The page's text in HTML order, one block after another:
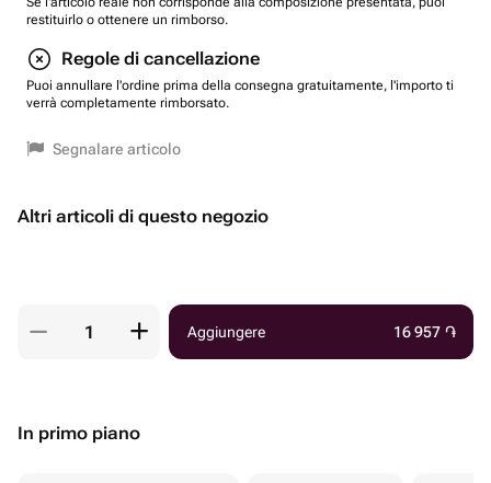
restituirlo o ottenere un rimborso.
Regole di cancellazione
Puoi annullare l'ordine prima della consegna gratuitamente, l'importo ti
verrà completamente rimborsato.
Segnalare articolo
Altri articoli di questo negozio
Aggiungere 16 957 ֏
In primo piano